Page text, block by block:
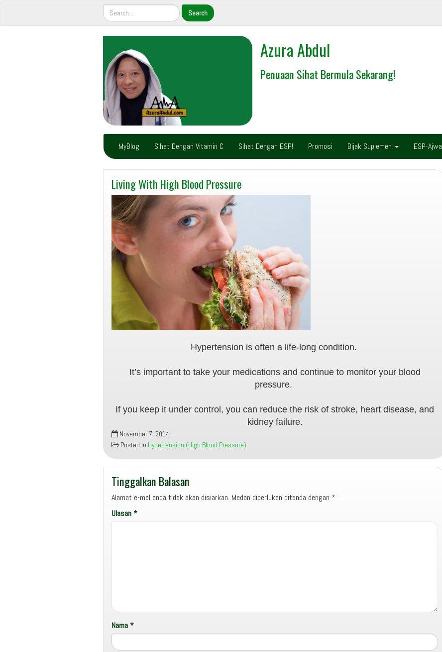
Azura Abdul
Penuaan Sihat Bermula Sekarang!
MyBlog Sihat Dengan Vitamin C Sihat Dengan ESP! Promosi Bijak Suplemen ESP-Ajwa
Living With High Blood Pressure
Hypertension is often a life-long condition.
It’s important to take your medications and continue to monitor your blood
pressure.
If you keep it under control, you can reduce the risk of stroke, heart disease, and
kidney failure.
November 7, 2014
Posted in Hypertension (High Blood Pressure)
Tinggalkan Balasan
Alamat e-mel anda tidak akan disiarkan. Medan diperlukan ditanda dengan *
Ulasan*
Nama*